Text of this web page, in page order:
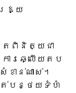
ឱ្យ
រួតពិនិត្យជា
ារឆ្លើយតប
ខាន់ណាស់។
កាត់បន្ថយទំហំ